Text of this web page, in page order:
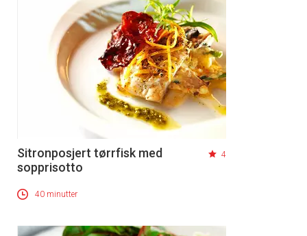
Sitronposjert tørrfisk med
sopprisotto
4
40 minutter